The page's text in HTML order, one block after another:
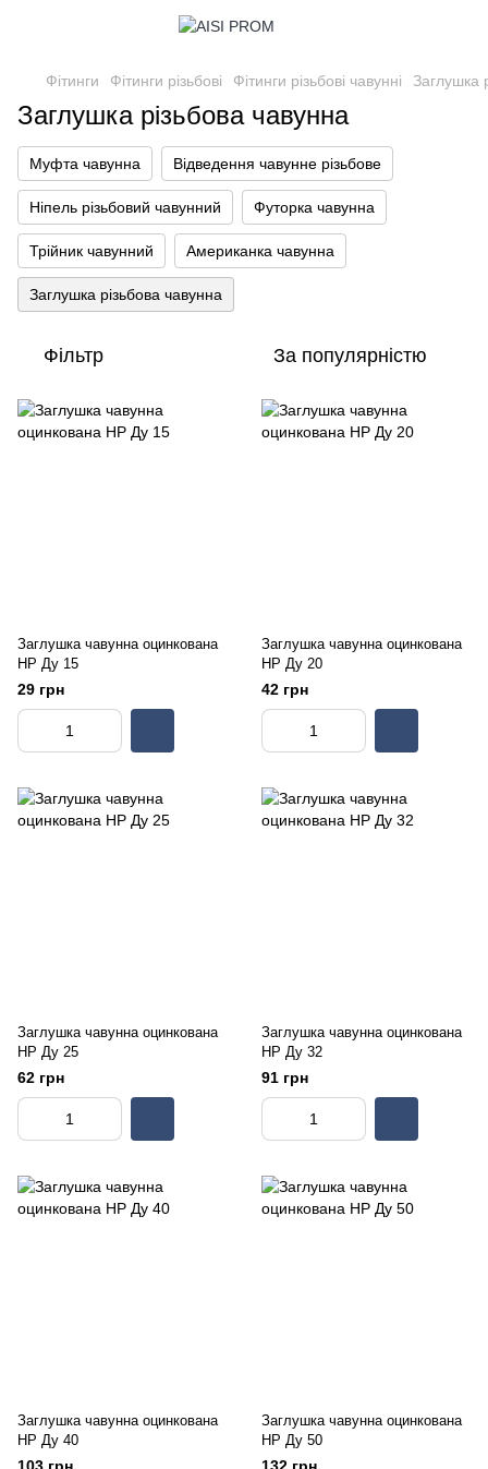
Фітинги Фітинги різьбові Фітинги різьбові чавунні Заглушка
Заглушка різьбова чавунна
Муфта чавунна Відведення чавунне різьбове
Ніпель різьбовий чавунний Футорка чавунна
Трійник чавунний Американка чавунна
Заглушка різьбова чавунна
Фільтр За популярністю
Заглушка чавунна оцинкована
НР Ду 15
29 грн
Заглушка чавунна оцинкована
НР Ду 20
42 грн
Заглушка чавунна оцинкована
НР Ду 25
62 грн
Заглушка чавунна оцинкована
НР Ду 32
91 грн
Заглушка чавунна оцинкована
НР Ду 40
Заглушка чавунна оцинкована
НР Ду 50